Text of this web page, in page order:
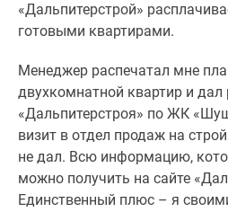
«Дальпитерстрой»
готовыми квартирами.
Менеджер распечатал мне
двухкомнатной квартир и
«Дальпитерстроя» по ЖК
визит в отдел продаж на
не дал. Всю информацию,
можно получить на сайте
Единственный плюс – я